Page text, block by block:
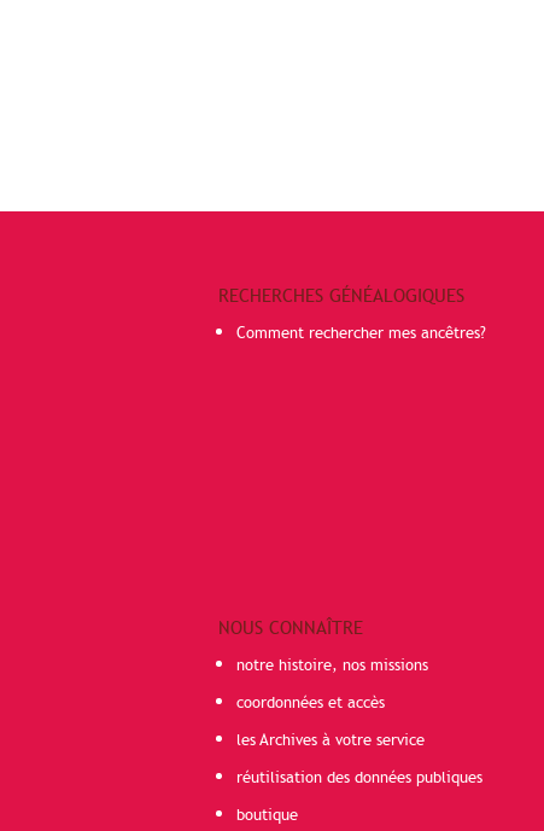
RECHERCHES GÉNÉALOGIQUES
Comment rechercher mes ancêtres?
NOUS CONNAÎTRE
notre histoire, nos missions
coordonnées et accès
les Archives à votre service
réutilisation des données publiques
boutique